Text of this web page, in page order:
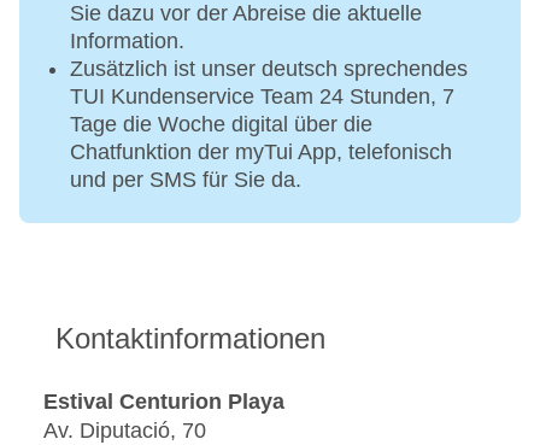
Sie dazu vor der Abreise die aktuelle
Information.
Zusätzlich ist unser deutsch sprechendes
TUI Kundenservice Team 24 Stunden, 7
Tage die Woche digital über die
Chatfunktion der myTui App, telefonisch
und per SMS für Sie da.
Kontaktinformationen
Estival Centurion Playa
Av. Diputació, 70